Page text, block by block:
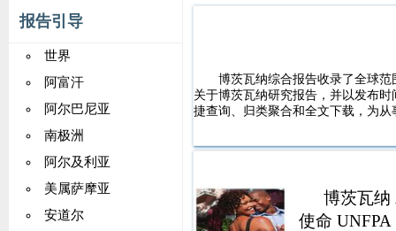
报告引导
世界
阿富汗
阿尔巴尼亚
南极洲
阿尔及利亚
美属萨摩亚
安道尔
博茨瓦纳综合报告收录了全球
关于博茨瓦纳研究报告，并以发布
捷查询、归类聚合和全文下载，为
博茨瓦纳
使命